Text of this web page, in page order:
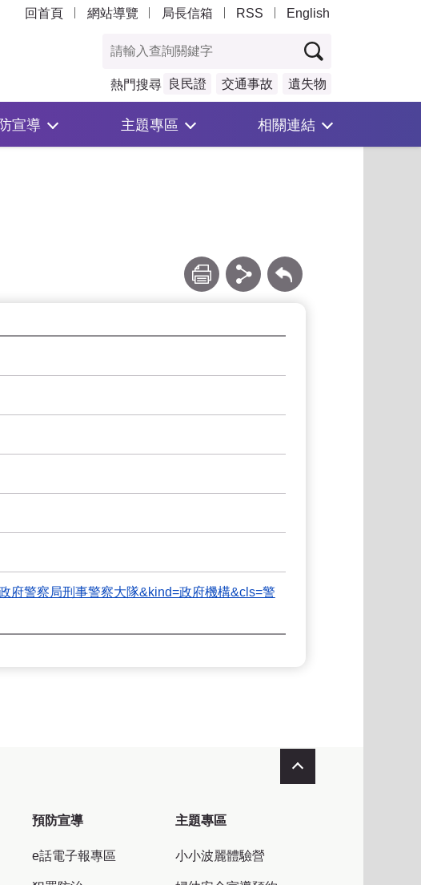
回首頁 網站導覽 局長信箱 RSS English
熱門搜尋 良民證 交通事故 遺失物
宣導 主題專區 相關連結
列印 分享 回上一頁
府警察局刑事警察大隊&kind=政府機構&cls=警
預防宣導
e話電子報專區
主題專區
小小波麗體驗營